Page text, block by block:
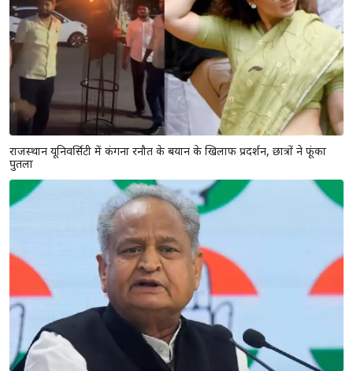
राजस्थान यूनिवर्सिटी में कंगना रनौत के बयान के खिलाफ प्रदर्शन, छात्रों ने फूंका
पुतला